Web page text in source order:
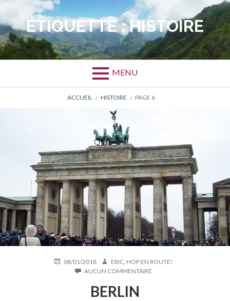
au
contenuÉTIQUETTE :HISTOIRE
MENU
ACCUEIL HISTOIRE PAGE 6
PUBLIÉ08/01/2018 AUTEUR
ERIC, HOP EN ROUTE!
AUCUN COMMENTAIRE
BERLIN